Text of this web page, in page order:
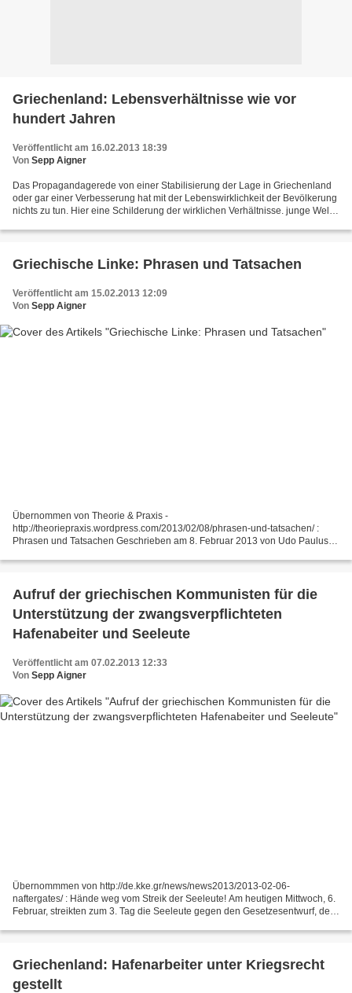
Griechenland: Lebensverhältnisse wie vor
hundert Jahren
Veröffentlicht am 16.02.2013 18:39
Von Sepp Aigner
Das Propagandagerede von einer Stabilisierung der Lage in Griechenland
oder gar einer Verbesserung hat mit der Lebenswirklichkeit der Bevölkerung
nichts zu tun. Hier eine Schilderung der wirklichen Verhältnisse. junge Welt:
Griechische Linke: Phrasen und Tatsachen
Veröffentlicht am 15.02.2013 12:09
Von Sepp Aigner
Übernommen von Theorie & Praxis -
http://theoriepraxis.wordpress.com/2013/02/08/phrasen-und-tatsachen/ :
Phrasen und Tatsachen Geschrieben am 8. Februar 2013 von Udo Paulus
Oktober/November...
Aufruf der griechischen Kommunisten für die
Unterstützung der zwangsverpflichteten
Hafenabeiter und Seeleute
Veröffentlicht am 07.02.2013 12:33
Von Sepp Aigner
Übernommmen von http://de.kke.gr/news/news2013/2013-02-06-
naftergates/ : Ηände weg vom Streik der Seeleute! Am heutigen Mittwoch, 6.
Februar, streikten zum 3. Tag die Seeleute gegen den Gesetzesentwurf, der
Griechenland: Hafenarbeiter unter Kriegsrecht
gestellt